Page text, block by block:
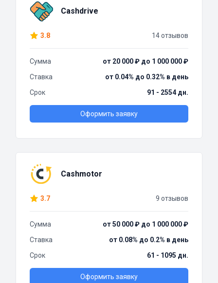
Cashdrive
3.8 14 отзывов
Сумма
от 20 000 ₽ до 1 000 000 ₽
Ставка
от 0.04% до 0.32% в день
Срок
91 - 2554 дн.
Оформить заявку
Cashmotor
3.7 9 отзывов
Сумма
от 50 000 ₽ до 1 000 000 ₽
Ставка
от 0.08% до 0.2% в день
Срок
61 - 1095 дн.
Оформить заявку